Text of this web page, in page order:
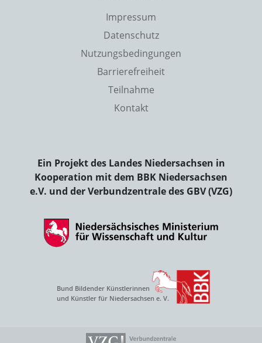
Impressum
Datenschutz
Nutzungsbedingungen
Barrierefreiheit
Teilnahme
Kontakt
Ein Projekt des Landes Niedersachsen in
Kooperation mit dem BBK Niedersachsen
e.V. und der Verbundzentrale des GBV (VZG)
Bund Bildender Künstlerinnen
und Künstler für Niedersachsen e. V.